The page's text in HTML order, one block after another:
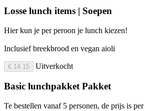
Losse lunch items | Soepen
Hier kun je per peroon je lunch kiezen!
Inclusief breekbrood en vegan aioli
€ 14.15 Uitverkocht
Basic lunchpakket Pakket
Te bestellen vanaf 5 personen, de prijs is per